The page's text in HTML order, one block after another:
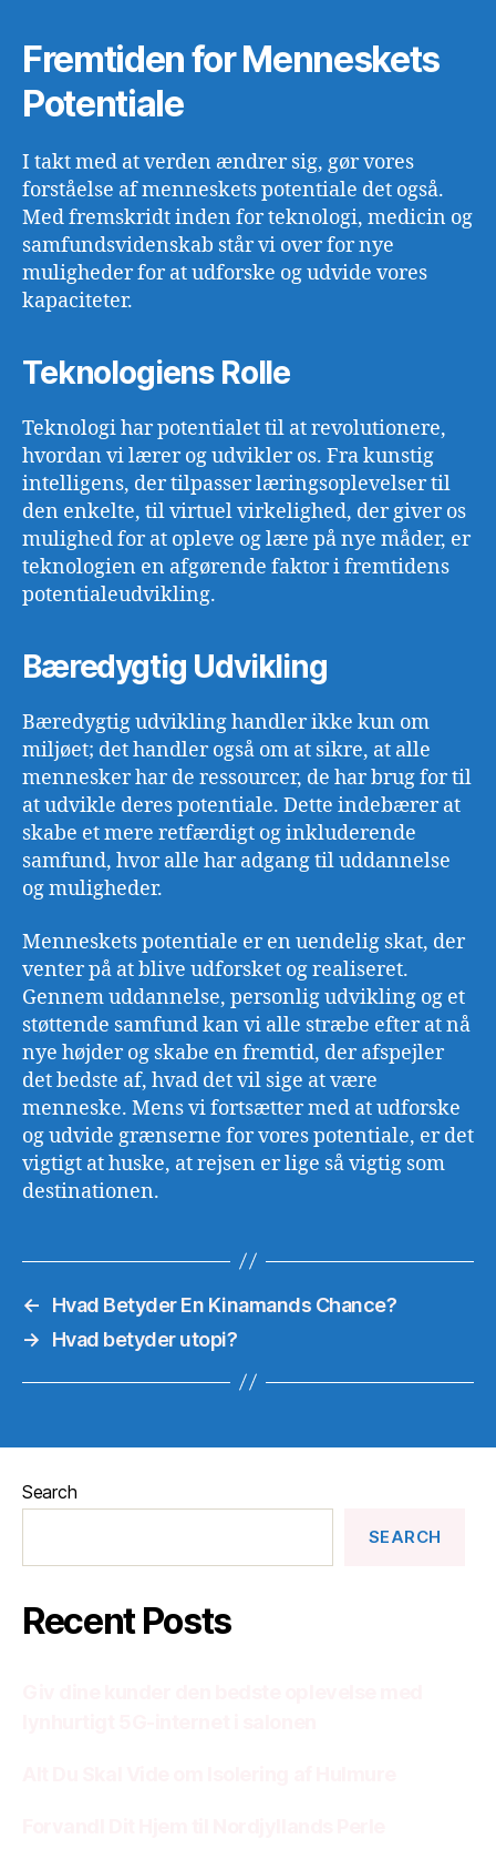
Fremtiden for Menneskets
Potentiale
I takt med at verden ændrer sig, gør vores
forståelse af menneskets potentiale det også.
Med fremskridt inden for teknologi, medicin og
samfundsvidenskab står vi over for nye
muligheder for at udforske og udvide vores
kapaciteter.
Teknologiens Rolle
Teknologi har potentialet til at revolutionere,
hvordan vi lærer og udvikler os. Fra kunstig
intelligens, der tilpasser læringsoplevelser til
den enkelte, til virtuel virkelighed, der giver os
mulighed for at opleve og lære på nye måder, er
teknologien en afgørende faktor i fremtidens
potentialeudvikling.
Bæredygtig Udvikling
Bæredygtig udvikling handler ikke kun om
miljøet; det handler også om at sikre, at alle
mennesker har de ressourcer, de har brug for til
at udvikle deres potentiale. Dette indebærer at
skabe et mere retfærdigt og inkluderende
samfund, hvor alle har adgang til uddannelse
og muligheder.
Menneskets potentiale er en uendelig skat, der
venter på at blive udforsket og realiseret.
Gennem uddannelse, personlig udvikling og et
støttende samfund kan vi alle stræbe efter at nå
nye højder og skabe en fremtid, der afspejler
det bedste af, hvad det vil sige at være
menneske. Mens vi fortsætter med at udforske
og udvide grænserne for vores potentiale, er det
vigtigt at huske, at rejsen er lige så vigtig som
destinationen.
←
Hvad Betyder En Kinamands Chance?
→
Hvad betyder utopi?
Search
SEARCH
Recent Posts